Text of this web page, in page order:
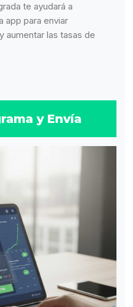
te ayudará a
app para enviar
aumentar las tasas de
y Envía